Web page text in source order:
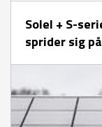
Solel + S-
sprider sig